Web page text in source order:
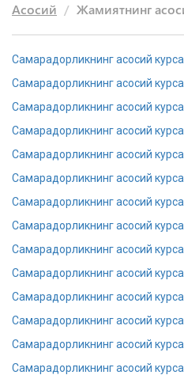
Асосий Жамиятнинг
Самарадорликнинг асосий
Самарадорликнинг асосий
Самарадорликнинг асосий
Самарадорликнинг асосий
Самарадорликнинг асосий
Самарадорликнинг асосий
Самарадорликнинг асосий
Самарадорликнинг асосий
Самарадорликнинг асосий
Самарадорликнинг асосий
Самарадорликнинг асосий
Самарадорликнинг асосий
Самарадорликнинг асосий
Самарадорликнинг асосий